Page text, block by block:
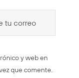
y web en
que comente.